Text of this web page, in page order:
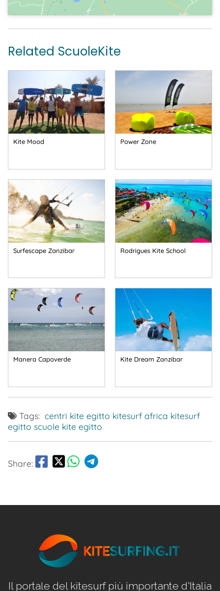
Related ScuoleKite
Kite Mood Power Zone
Surfescape Zanzibar Rodrigues Kite School
Manera Capoverde Kite Dream Zanzibar
Tags: centri kite egitto kitesurf africa kitesurf
egitto scuole kite egitto
Share:
Il portale del kitesurf più importante d'Italia